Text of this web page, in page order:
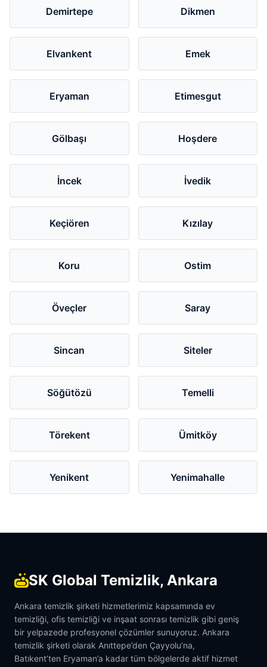
Demirtepe Dikmen
Elvankent Emek
Eryaman Etimesgut
Gölbaşı Hoşdere
İncek İvedik
Keçiören Kızılay
Koru Ostim
Öveçler Saray
Sincan Siteler
Söğütözü Temelli
Törekent Ümitköy
Yenikent Yenimahalle
SK Global Temizlik, Ankara
Ankara temizlik şirketi hizmetlerimiz kapsamında ev
temizliği, ofis temizliği ve inşaat sonrası temizlik gibi geniş
bir yelpazede profesyonel çözümler sunuyoruz. Ankara
temizlik şirketi olarak Anıttepe’den Çayyolu’na,
Batıkent’ten Eryaman’a kadar tüm bölgelerde aktif hizmet